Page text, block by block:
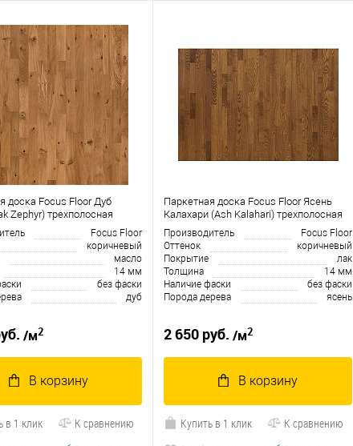
доска Focus Floor Дуб
Zephyr) трехполосная
Focus Floor
коричневый
масло
14 мм
без фаски
дуб
/м2
В корзину
в 1 клик
К сравнению
Паркетная доска Focus Floor Ясень
Калахари (Ash Kalahari) трехполосная
Производитель
Focus Floor
Оттенок
коричневый
Покрытие
лак
Толщина
14 мм
Наличие фаски
без фаски
Порода дерева
ясень
2 650 руб. /м2
В корзину
Купить в 1 клик
К сравнению